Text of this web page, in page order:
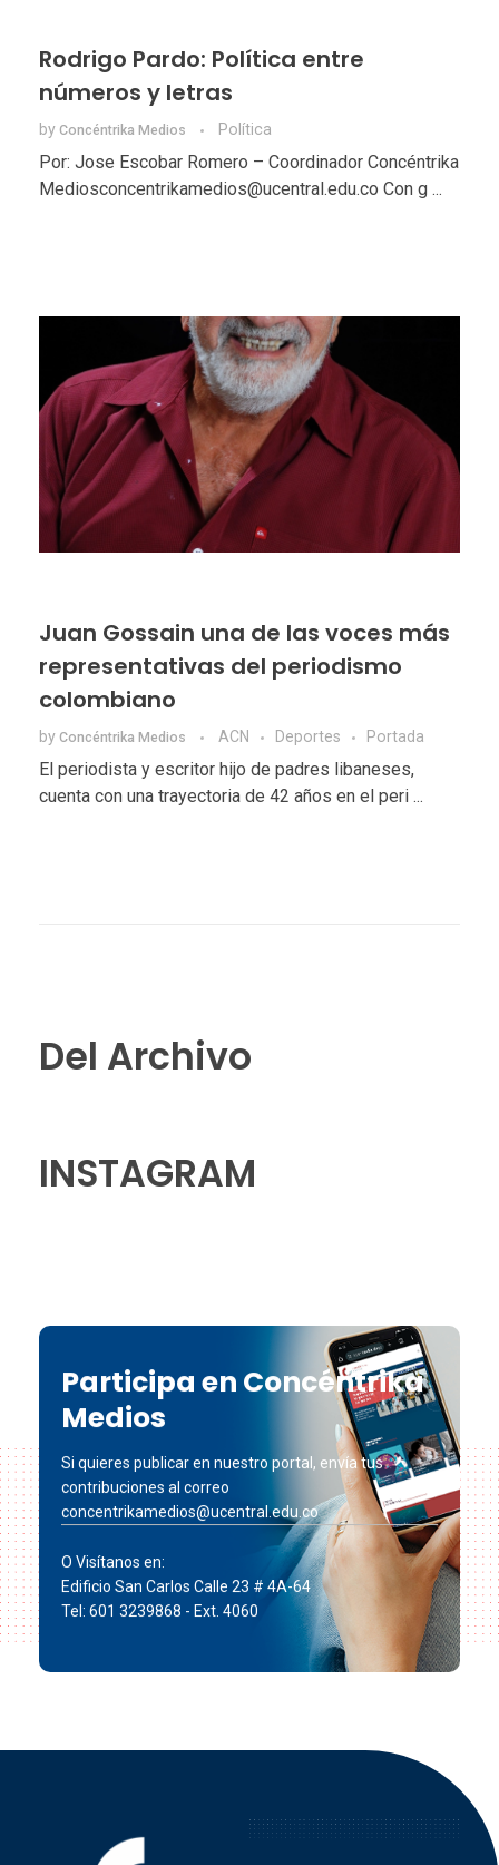
Rodrigo Pardo: Política entre
números y letras
by Concéntrika Medios Política
Por: Jose Escobar Romero – Coordinador Concéntrika
Mediosconcentrikamedios@ucentral.edu.co Con g ...
Juan Gossain una de las voces más
representativas del periodismo
colombiano
by Concéntrika Medios ACN Deportes Portada
El periodista y escritor hijo de padres libaneses,
cuenta con una trayectoria de 42 años en el peri ...
Del Archivo
INSTAGRAM
Participa en Concéntrika
Medios
Si quieres publicar en nuestro portal, envía tus
contribuciones al correo
concentrikamedios@ucentral.edu.co
O Visítanos en:
Edificio San Carlos Calle 23 # 4A-64
Tel: 601 3239868 - Ext. 4060